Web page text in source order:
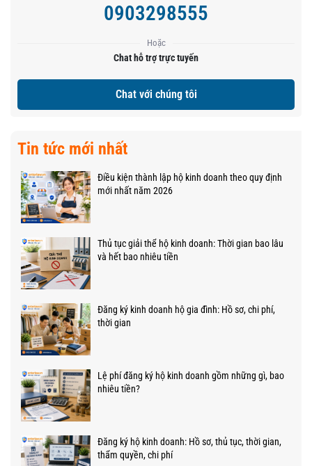
0903298555
Hoặc
Chat hỗ trợ trực tuyến
Chat với chúng tôi
Tin tức mới nhất
Điều kiện thành lập hộ kinh doanh theo quy định
mới nhất năm 2026
Thủ tục giải thể hộ kinh doanh: Thời gian bao lâu
và hết bao nhiêu tiền
Đăng ký kinh doanh hộ gia đình: Hồ sơ, chi phí,
thời gian
Lệ phí đăng ký hộ kinh doanh gồm những gì, bao
nhiêu tiền?
Đăng ký hộ kinh doanh: Hồ sơ, thủ tục, thời gian,
thẩm quyền, chi phí